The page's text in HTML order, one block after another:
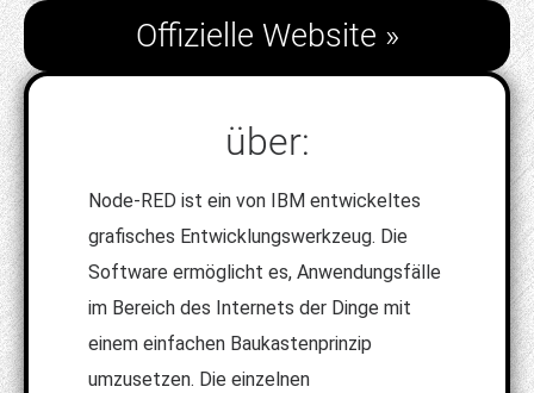
Offizielle Website »
über:
Node-RED ist ein von IBM entwickeltes
grafisches Entwicklungswerkzeug. Die
Software ermöglicht es, Anwendungsfälle
im Bereich des Internets der Dinge mit
einem einfachen Baukastenprinzip
umzusetzen. Die einzelnen